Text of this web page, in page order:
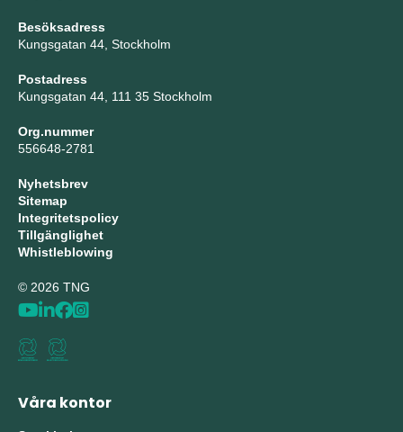
Besöksadress
Kungsgatan 44, Stockholm
Postadress
Kungsgatan 44, 111 35 Stockholm
Org.nummer
556648-2781
Nyhetsbrev
Sitemap
Integritetspolicy
Tillgänglighet
Whistleblowing
© 2026 TNG
Våra kontor